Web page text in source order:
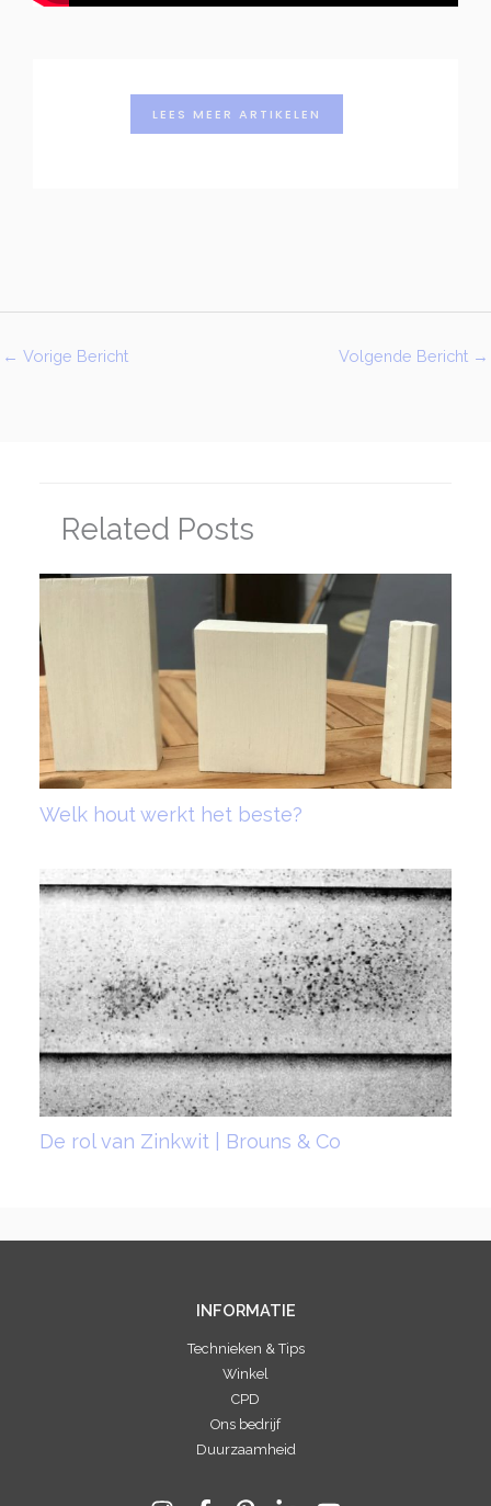
LEES MEER ARTIKELEN
← Vorige Bericht Volgende Bericht →
Related Posts
Welk hout werkt het beste?
De rol van Zinkwit | Brouns & Co
INFORMATIE
Technieken & Tips
Winkel
CPD
Ons bedrijf
Duurzaamheid